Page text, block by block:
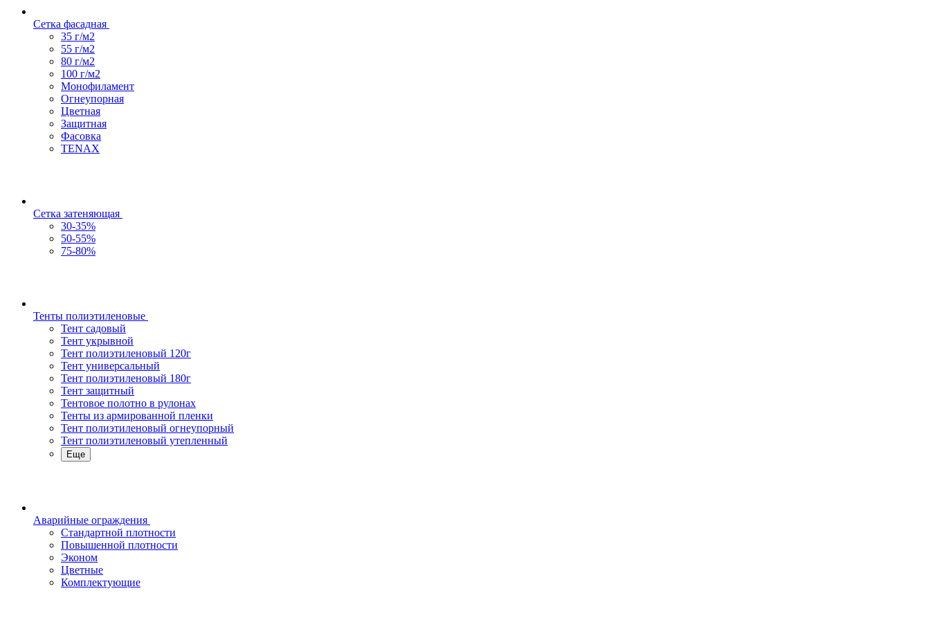
Сетка фасадная
35 г/м2
55 г/м2
80 г/м2
100 г/м2
Монофиламент
Огнеупорная
Цветная
Защитная
Фасовка
TENAX
Сетка затеняющая
30-35%
50-55%
75-80%
Тенты полиэтиленовые
Тент садовый
Тент укрывной
Тент полиэтиленовый 120г
Тент универсальный
Тент полиэтиленовый 180г
Тент защитный
Тентовое полотно в рулонах
Тенты из армированной пленки
Тент полиэтиленовый огнеупорный
Тент полиэтиленовый утепленный
Еще
Аварийные ограждения
Стандартной плотности
Повышенной плотности
Эконом
Цветные
Комплектующие